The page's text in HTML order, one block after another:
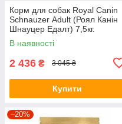
Корм для собак Royal Canin
Schnauzer Аdult (Роял Канін
Шнауцер Едалт) 7,5кг.
В наявності
2 436 ₴ 3 045 ₴
Купити
–20%